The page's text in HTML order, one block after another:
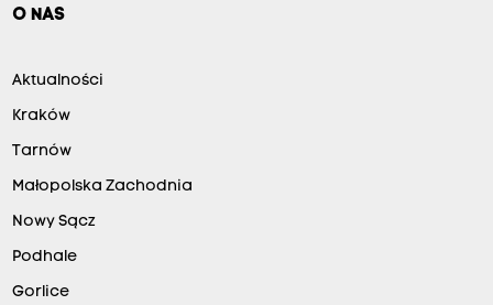
O NAS
Aktualności
Kraków
Tarnów
Małopolska Zachodnia
Nowy Sącz
Podhale
Gorlice